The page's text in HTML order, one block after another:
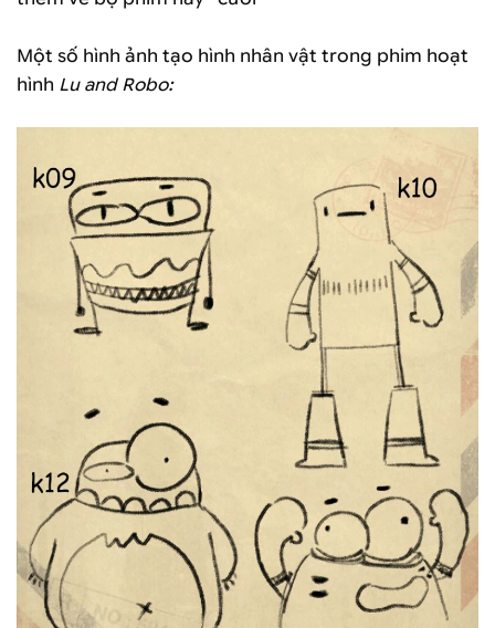
Một số hình ảnh tạo hình nhân vật trong phim hoạt
hình Lu and Robo: